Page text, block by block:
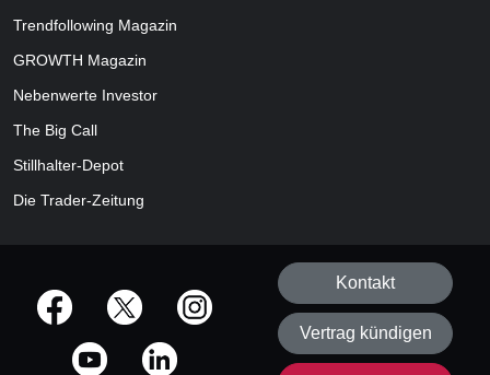
Trendfollowing Magazin
GROWTH Magazin
Nebenwerte Investor
The Big Call
Stillhalter-Depot
Die Trader-Zeitung
offizielle Social Media-Accounts
Kontakt
Vertrag kündigen